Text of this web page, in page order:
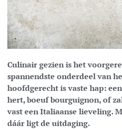
Culinair gezien is het
spannendste onderdeel van
hoofdgerecht is vaste hap:
hert, boeuf bourguignon, of
vast een Italiaanse lieveling.
dáár ligt de uitdaging.